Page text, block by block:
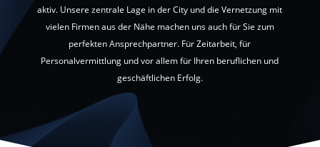
aktiv. Unsere zentrale Lage in der City und die Vernetzung mit
vielen Firmen aus der Nähe machen uns auch für Sie zum
perfekten Ansprechpartner. Für Zeitarbeit, für
Personalvermittlung und vor allem für Ihren beruflichen und
geschäftlichen Erfolg.